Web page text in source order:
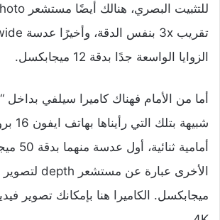
الزوايا الواسعة جدًا بدقة 12 ميجابكسل.
أما من الأمام فهناك كاميرا سيلفي بداخل
شبيهة
أمامية
ميجابكسل. الكاميرا هنا بإمكانك تصوير